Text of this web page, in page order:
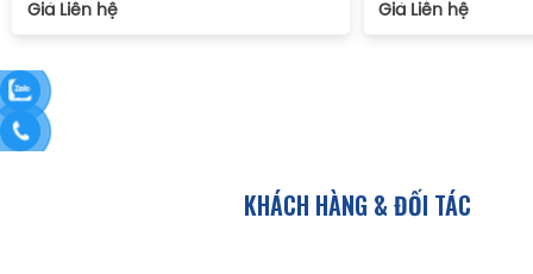
Giá Liên hệ Giá Liên hệ
KHÁCH HÀNG & ĐỐI TÁC